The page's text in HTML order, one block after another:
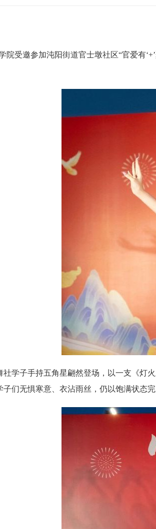
院受邀参加沌阳街道官士墩社区“官爱有‘+’
社学子手持五角星翩然登场，以一支《灯
们无惧寒意、衣沾雨丝，仍以饱满状态